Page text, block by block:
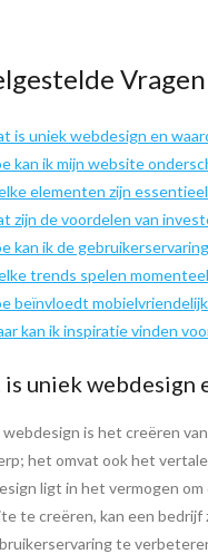
is uniek webdesign en
kan ik mijn website
elementen zijn
zijn de voordelen van
kan ik de
trends spelen
beïnvloedt
kan ik inspiratie vinden
is uniek webdesign
webdesign is het creëren
het omvat ook het
ligt in het vermogen
te creëren, kan een
te